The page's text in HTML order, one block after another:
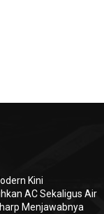
Kini
AC Sekaligus Air
Menjawabnya